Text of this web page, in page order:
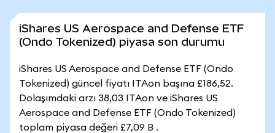
iShares US Aerospace and Defense ETF
(Ondo Tokenized) piyasa son durumu
iShares US Aerospace and Defense ETF (Ondo
Tokenized) güncel fiyatı ITAon başına £186,52.
Dolaşımdaki arzı 38,03 ITAon ve iShares US
Aerospace and Defense ETF (Ondo Tokenized)
toplam piyasa değeri £7,09 B .